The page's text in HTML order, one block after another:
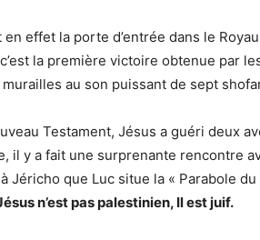
effet la porte d’entrée dans le
la première victoire obtenue par
au son puissant de sept
Testament, Jésus a guéri deux
il y a fait une surprenante rencontre
Jéricho que Luc situe la « Parabole
n’est pas palestinien, Il est juif.